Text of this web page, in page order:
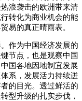
浪袭击的欧洲带来清
转化为商业机会的能
易的真正晴雨表。
作为中国经济发展的
节点，也是观察中国
国各地因地制宜发展
系，发展活力持续迸
的目光。透过鲜活的
型升级的扎实步伐，